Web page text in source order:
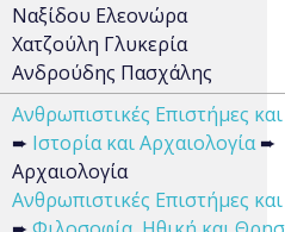
Ναξίδου Ελεονώρα
Χατζούλη Γλυκερία
Ανδρούδης Πασχάλης
Ανθρωπιστικές Επιστήμες
➨ Ιστορία και Αρχαιολογία➨
Αρχαιολογία
Ανθρωπιστικές Επιστήμες